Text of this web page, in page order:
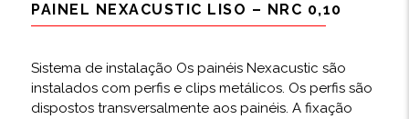
PAINEL NEXACUSTIC LISO – NRC 0,10
Sistema de instalação Os painéis Nexacustic são
instalados com perfis e clips metálicos. Os perfis são
dispostos transversalmente aos painéis. A fixação